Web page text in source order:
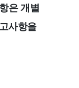
은 개별
사항을